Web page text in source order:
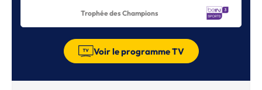
Trophée des Champions
Voir le programme TV